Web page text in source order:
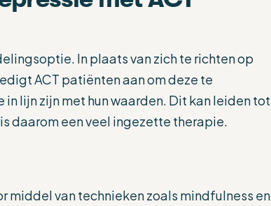
In plaats van zich te richten op
ACT patiënten aan om deze te
lijn zijn met hun waarden. Dit kan leiden tot
daarom een veel ingezette therapie.
middel van technieken zoals mindfulness en